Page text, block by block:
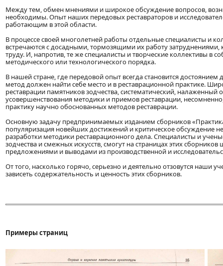
Между тем, обмен мнениями и широкое обсуждение вопросов,
необходимы. Опыт наших передовых реставраторов и
работающим в этой области.
В процессе своей многолетней работы отдельные специалисты и
встречаются с досадными, тормозящими их работу
труду. И, напротив, те же специалисты и творческие коллективы в
методического или технологического порядка.
В нашей стране, где передовой опыт всегда становится
метод должен найти себе место и в реставрационной практике.
реставрации памятников зодчества, систематический,
усовершенствования методики и приемов реставрации,
практику научно обоснованных методов реставрации.
Основную задачу предпринимаемых изданием сборников
популяризация новейших достижений и критическое обсуждение
разработки методики реставрационного дела. Специалисты и
зодчества и смежных искусств, смогут на страницах этих
предложениями и выводами из производственной и
От того, насколько горячо, серьезно и деятельно отзовутся наши
зависеть содержательность и ценность этих сборников.
Примеры страниц